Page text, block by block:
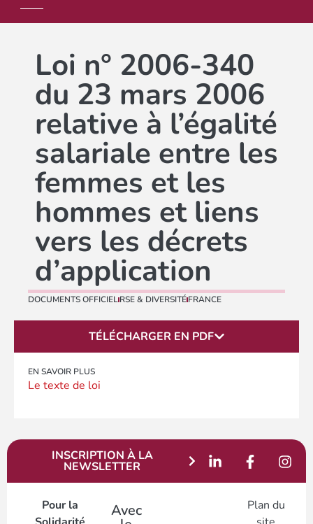
Loi n° 2006-340
du 23 mars 2006
relative à l’égalité
salariale entre les
femmes et les
hommes et liens
vers les décrets
d’application
DOCUMENTS OFFICIELRSE & DIVERSITÉFRANCE
TÉLÉCHARGER EN PDF
EN SAVOIR PLUS
Le texte de loi
INSCRIPTION À LA
NEWSLETTER
Pour la
Avec
Plan du